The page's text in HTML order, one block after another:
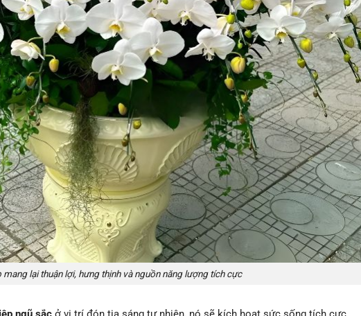
mang lại thuận lợi, hưng thịnh và nguồn năng lượng tích cực